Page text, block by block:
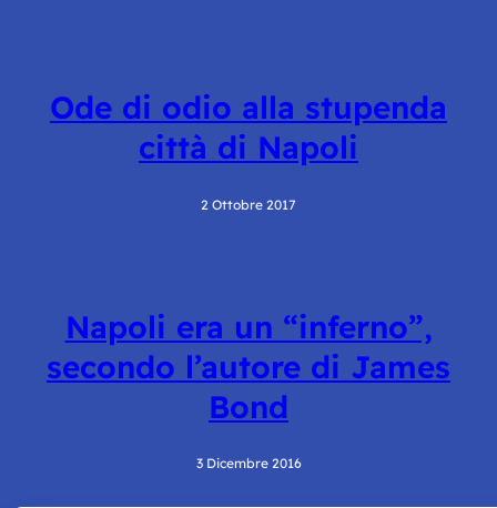
Ode di odio alla stupenda
città di Napoli
2 Ottobre 2017
Napoli era un “inferno”,
secondo l’autore di James
Bond
3 Dicembre 2016